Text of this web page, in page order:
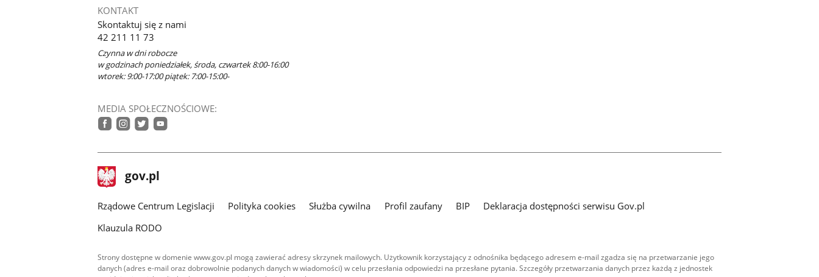
KONTAKT
Skontaktuj się z nami
42 211 11 73
Czynna w dni robocze
w godzinach poniedziałek, środa, czwartek 8:00-16:00
wtorek: 9:00-17:00 piątek: 7:00-15:00-
MEDIA SPOŁECZNOŚCIOWE:
stopka
gov.pl Strona
gov.pl
Rządowe Centrum Legislacji Polityka cookies Służba cywilna Profil zaufany BIP
Deklaracja dostępności serwisu Gov.pl
Klauzula RODO
Strony dostępne w domenie www.gov.pl mogą zawierać adresy skrzynek mailowych. Użytkownik korzystający z odnośnika będącego adresem e-mail zgadza się na przetwarzanie jego
danych (adres e-mail oraz dobrowolnie podanych danych w wiadomości) w celu przesłania odpowiedzi na przesłane pytania. Szczegóły przetwarzania danych przez każdą z jednostek